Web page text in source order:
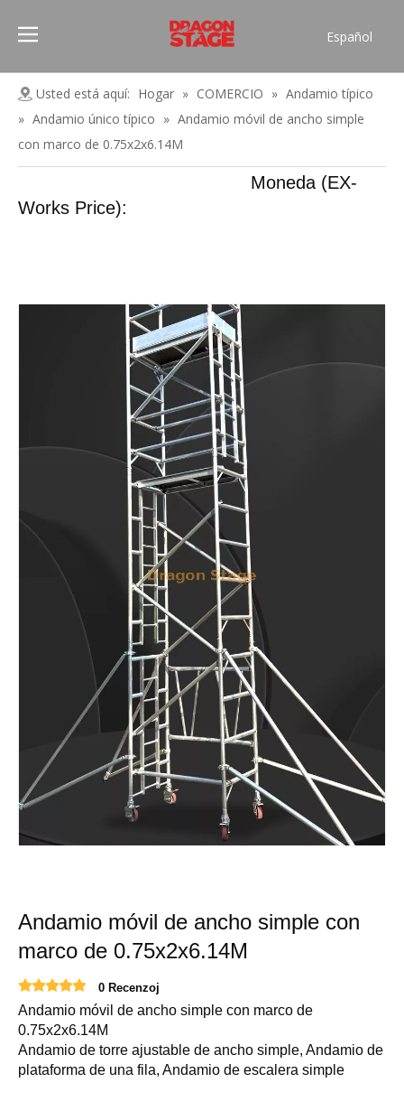
Español
Pусский
Français
简体中文
English
Usted está aquí: Hogar » COMERCIO » Andamio típico
» Andamio único típico » Andamio móvil de ancho simple
con marco de 0.75x2x6.14M
Moneda (EX-
Works Price):
Andamio móvil de ancho simple con
marco de 0.75x2x6.14M
0 Recenzoj
Andamio móvil de ancho simple con marco de
0.75x2x6.14M
Andamio de torre ajustable de ancho simple, Andamio de
plataforma de una fila, Andamio de escalera simple